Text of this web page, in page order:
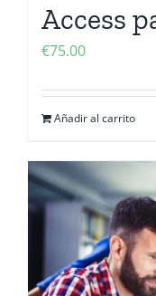
Access
€75.00
Añadir al carrito